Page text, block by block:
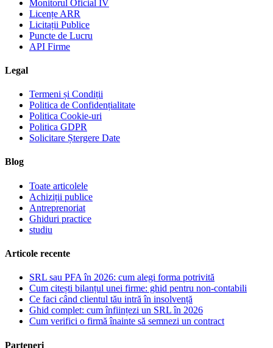
Monitorul Oficial IV
Licențe ARR
Licitații Publice
Puncte de Lucru
API Firme
Legal
Termeni și Condiții
Politica de Confidențialitate
Politica Cookie-uri
Politica GDPR
Solicitare Ștergere Date
Blog
Toate articolele
Achiziții publice
Antreprenoriat
Ghiduri practice
studiu
Articole recente
SRL sau PFA în 2026: cum alegi forma potrivită
Cum citești bilanțul unei firme: ghid pentru non-contabili
Ce faci când clientul tău intră în insolvență
Ghid complet: cum înființezi un SRL în 2026
Cum verifici o firmă înainte să semnezi un contract
Parteneri